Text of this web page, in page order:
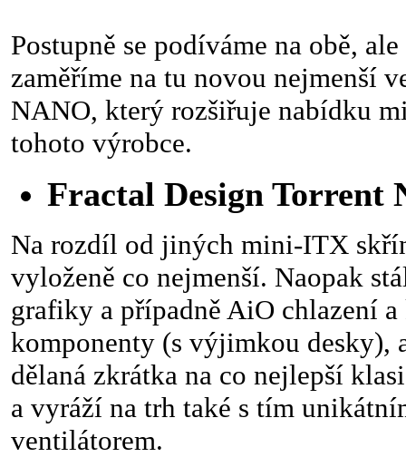
Postupně se podíváme na obě,
zaměříme na tu novou nejmenší
NANO, který rozšiřuje nabídku
tohoto výrobce.
Fractal Design Torrent
Na rozdíl od jiných mini-ITX
vyloženě co nejmenší. Naopak
grafiky a případně AiO chlazení
komponenty (s výjimkou desky),
dělaná zkrátka na co nejlepší
a vyráží na trh také s tím
ventilátorem.